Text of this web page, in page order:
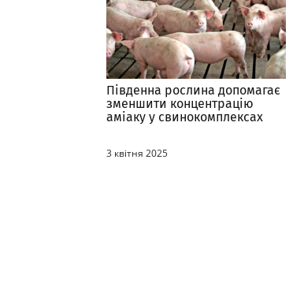
Південна рослина допомагає
зменшити концентрацію
аміаку у свинокомплексах
3 квітня 2025